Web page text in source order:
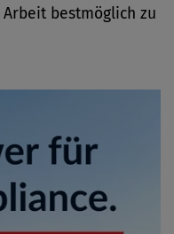
bestmöglich zu